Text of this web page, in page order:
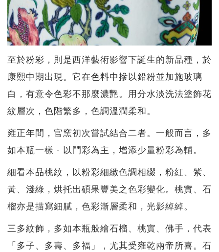
至於粉彩，則是西洋藝術影響下誕生的新品種，於
康熙中期出現。它在色料中摻以鉛粉並加施玻璃
白，有意令色彩不那麼濃艷。用分水淡洗法塗飾花
紋層次，色階繁多，色調溫潤柔和。
雍正年間，官窯初次嘗試結合二者。一般而言，多
如本瓶一樣 - 以鬥彩為主，增添少量粉彩為輔。
細看本品桃紋，以粉彩細緻色調相綴，粉紅、紫、
黃、淺綠，烘托出碩果豐美之色彩變化。桃實、石
榴亦是描寫細膩，色彩漸層柔和，光影綽綽。
三多紋飾，多如本瓶般繪石榴、桃實、佛手，代表
「多子、多壽、多福」，尤其受雍乾兩帝所喜。石